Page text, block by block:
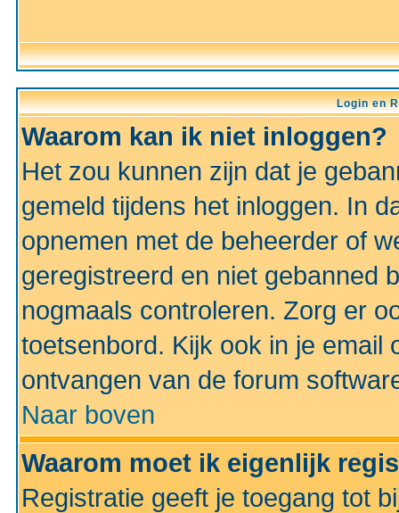
Login en
Waarom kan ik niet inloggen?
Het zou kunnen zijn dat je
gemeld tijdens het inloggen. In
opnemen met de beheerder of
geregistreerd en niet gebanned
nogmaals controleren. Zorg er
toetsenbord. Kijk ook in je email
ontvangen van de forum
Naar boven
Waarom moet ik eigenlijk
Registratie geeft je toegang tot